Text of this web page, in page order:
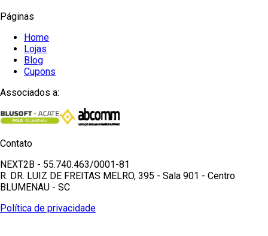
Páginas
Home
Lojas
Blog
Cupons
Associados a:
Contato
NEXT2B - 55.740.463/0001-81
R. DR. LUIZ DE FREITAS MELRO, 395 - Sala 901 - Centro
BLUMENAU - SC
Política de privacidade